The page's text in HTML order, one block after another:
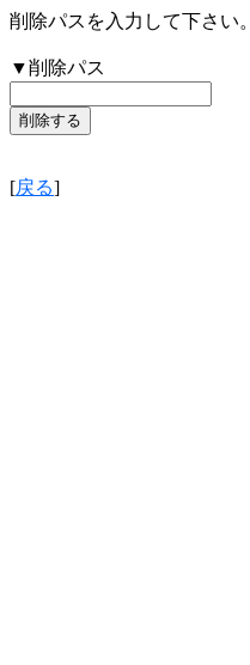
削除パスを入力して下さい。
▼削除パス
[戻る]